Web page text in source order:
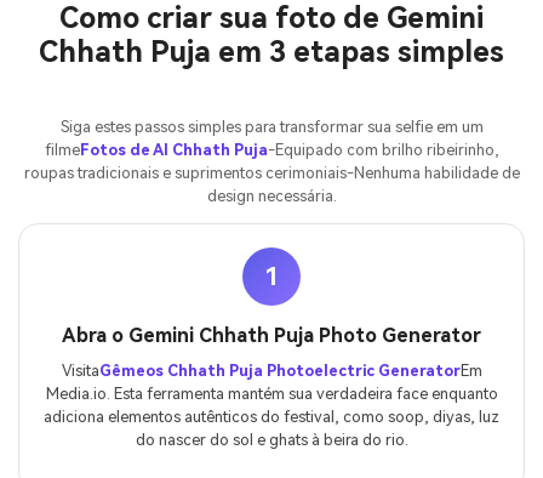
Como criar sua foto de Gemini
Chhath Puja em 3 etapas simples
Siga estes passos simples para transformar sua selfie em um
filmeFotos de AI Chhath Puja-Equipado com brilho ribeirinho,
roupas tradicionais e suprimentos cerimoniais-Nenhuma habilidade de
design necessária.
1
Abra o Gemini Chhath Puja Photo Generator
VisitaGêmeos Chhath Puja Photoelectric GeneratorEm
Media.io. Esta ferramenta mantém sua verdadeira face enquanto
adiciona elementos autênticos do festival, como soop, diyas, luz
do nascer do sol e ghats à beira do rio.